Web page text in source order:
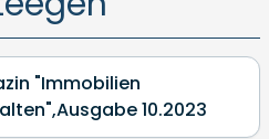
"Immobilien
10.2023